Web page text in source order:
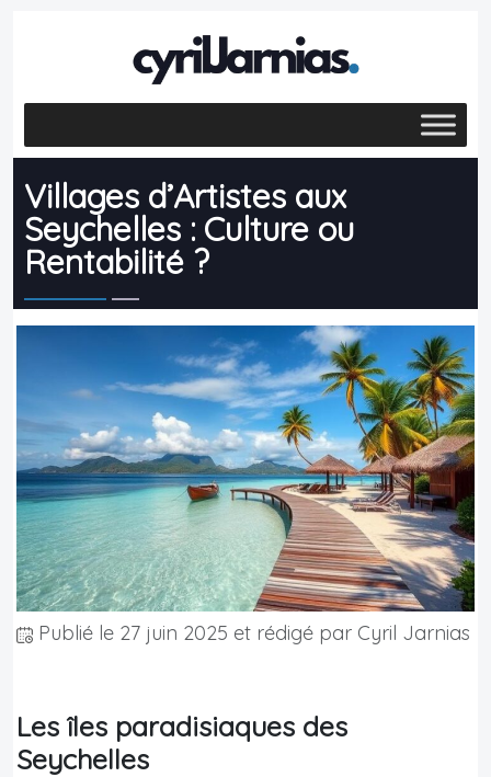
Villages d’Artistes aux
Seychelles : Culture ou
Rentabilité ?
Publié le 27 juin 2025 et rédigé par Cyril Jarnias
Les îles paradisiaques des
Seychelles